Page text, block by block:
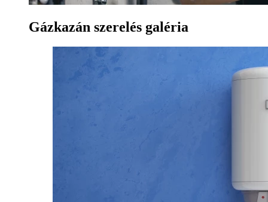
Gázkazán szerelés galéria